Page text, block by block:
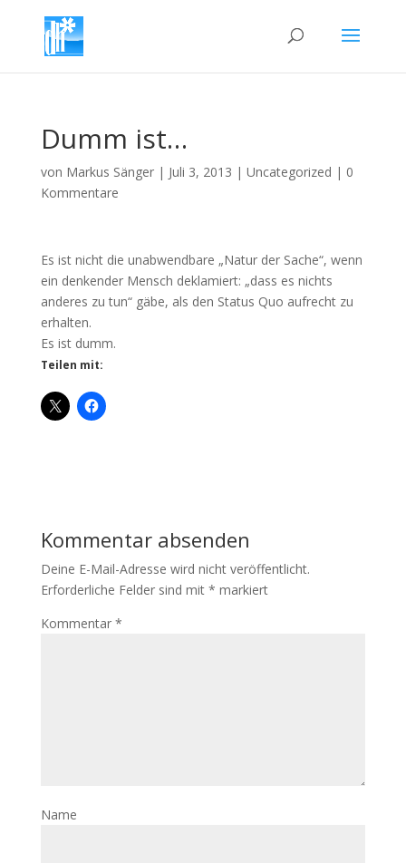
Dumm ist…
von Markus Sänger| Juli 3, 2013 | Uncategorized | 0
Kommentare
Es ist nicht die unabwendbare „Natur der Sache“, wenn
ein denkender Mensch deklamiert: „dass es nichts
anderes zu tun“ gäbe, als den Status Quo aufrecht zu
erhalten.
Es ist dumm.
Teilen mit:
Kommentar absenden
Deine E-Mail-Adresse wird nicht veröffentlicht.
Erforderliche Felder sind mit * markiert
Kommentar *
Name